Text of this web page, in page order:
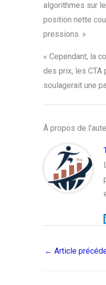
algorithmes sur
position nette
pressions. »
« Cependant, la
des prix, les CTA
soulagerait une
À propos de
← Article